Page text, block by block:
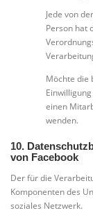
Jede von
Person hat
Möchte die
einen
wenden.
10.
von Facebook
Der für die
Komponenten des
soziales Netzwerk.